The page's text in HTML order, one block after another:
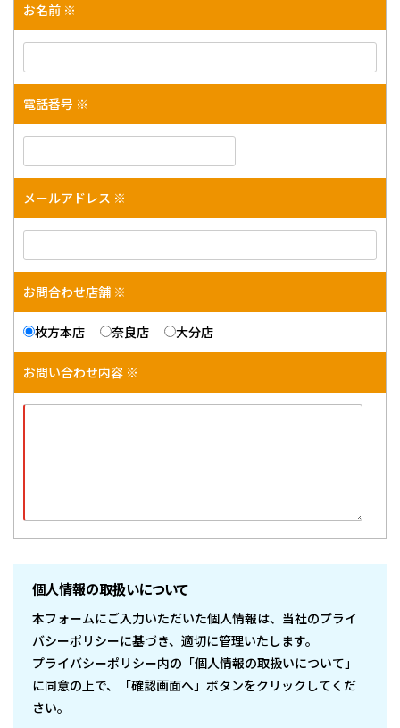
お名前 ※
電話番号 ※
メールアドレス ※
お問合わせ店舗 ※
枚方本店 奈良店 大分店
お問い合わせ内容 ※
個人情報の取扱いについて
本フォームにご入力いただいた個人情報は、当社のプライ
バシーポリシーに基づき、適切に管理いたします。
プライバシーポリシー内の「個人情報の取扱いについて」
に同意の上で、「確認画面へ」ボタンをクリックしてくだ
さい。